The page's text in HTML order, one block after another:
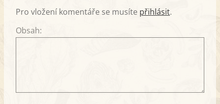
Pro vložení komentáře se musíte přihlásit.
Obsah: